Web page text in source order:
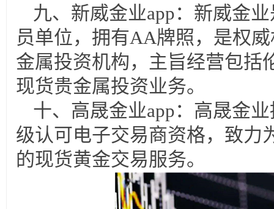
九、新威金业app：新威金
员单位，拥有AA牌照，是权
金属投资机构，主旨经营包括
现货贵金属投资业务。
十、高晟金业app：高晟金
级认可电子交易商资格，致力
的现货黄金交易服务。